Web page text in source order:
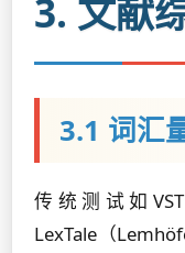
3. 文献
3.1 词汇
传统测试如
LexTale（